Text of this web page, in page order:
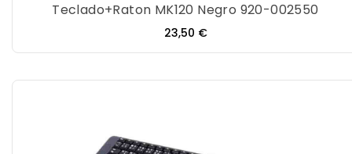
Teclado+Raton MK120 Negro 920-002550
Precio
23,50 €